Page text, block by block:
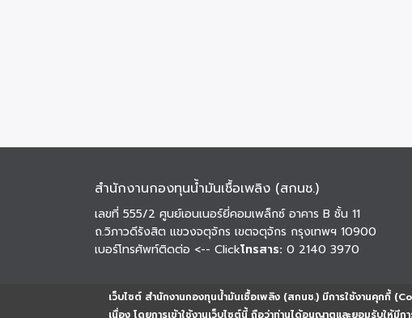
เว็บไซต์ สำนักงานกองทุนน้ำมันเชื้อเพลิง (สกนช.) มีการใช้งานคุกกี้
เนื่อง โดยการเข้าใช้งานเว็บไซต์นี้ ถือว่าท่านได้อนุญาตและยอมรับให้
สำนักงานกองทุนน้ำมันเชื้อเพลิง (สกนช.)
เลขที่ 555/2 ศูนย์เอนเนอร์ยี่คอมเพล็กซ์ อาคาร B ชั้น 11
ถ.วิภาวดีรังสิต แขวงจตุจักร เขตจตุจักร กรุงเทพฯ 10900
เบอร์โทรศัพท์ติดต่อ <-- Clickโทรสาร: 0 2140 3970